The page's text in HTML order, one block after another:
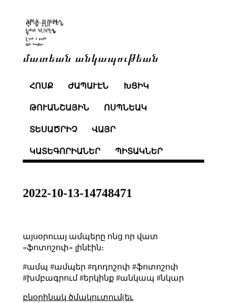
մատեան անկապութեան
ՀՈՍՔ ԺԱՊԱՒԷՆ ԽՑԻԿ
ԹՈՒԱՆՇԱՅԻՆ ՈՍՊՆԵԱԿ
ՏԵՍԱԾՐԻՉ ՎԱՅՐ
ԿԱՏԵԳՈՐԻԱՆԵՐ ՊԻՏԱԿՆԵՐ
2022-10-13-14748471
այսօրուայ ամպերը ոնց որ վատ
«ֆոտոշոփ» լինէին։
#ամպ #ամպեր #դոդոշոփ #ֆոտոշոփ
#խմբագրում #երկինք #անկապ #նկար
բնօրինակ ծմակուտում(եւ